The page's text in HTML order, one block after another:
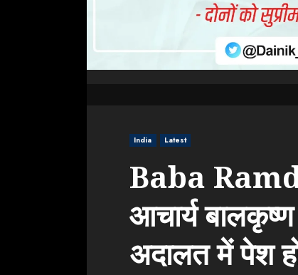
India Latest
Baba
आचार्य
अदालत में पेश